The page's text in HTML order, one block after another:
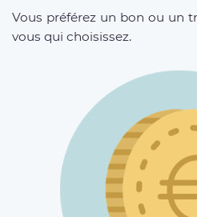
Vous préférez un bon ou un
vous qui choisissez.